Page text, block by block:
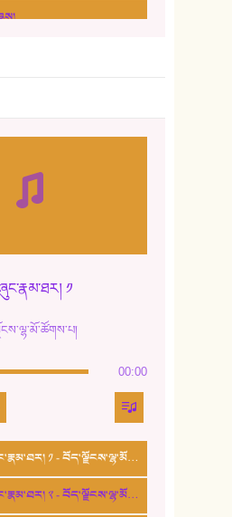
༣
- ཕུར་བུ་རྣམ་རྒྱལ།
༡
00:00
1. ལྷ་གཞུང་རྣམ་ཐར། ༡ - བོད་ལྗོངས་ལྷ་མོ་ཚོགས་པ།
2. ལྷ་གཞུང་རྣམ་ཐར། ༢ - བོད་ལྗོངས་ལྷ་མོ་ཚོགས་པ།